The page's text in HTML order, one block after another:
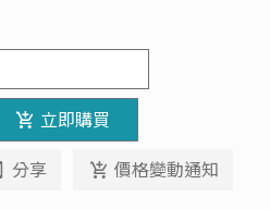
立即購買
分享 價格變動通知